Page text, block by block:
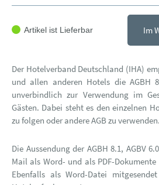
Artikel ist Lieferbar Im
Der Hotelverband Deutschland (IHA)
und allen anderen Hotels die AGBH
unverbindlich zur Verwendung im
Gästen. Dabei steht es den einzelnen
zu folgen oder andere AGB zu verwenden.
Die Aussendung der AGBH 8.1, AGBV
Mail als Word- und als PDF-
Ebenfalls als Word-Datei